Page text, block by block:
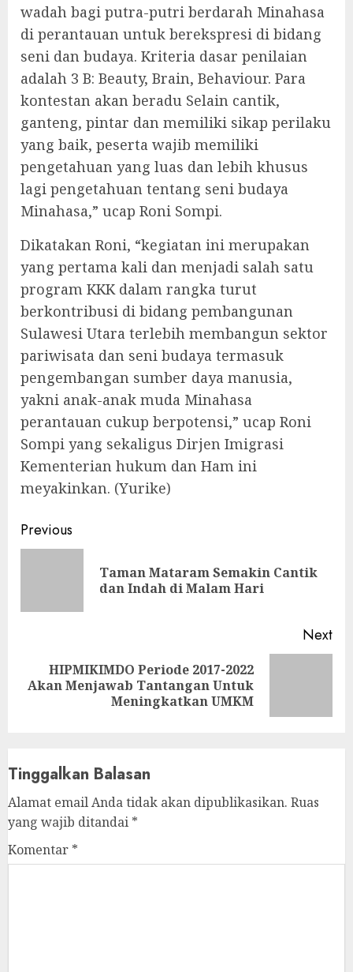
wadah bagi putra-putri berdarah Minahasa
di perantauan untuk berekspresi di bidang
seni dan budaya. Kriteria dasar penilaian
adalah 3 B: Beauty, Brain, Behaviour. Para
kontestan akan beradu Selain cantik,
ganteng, pintar dan memiliki sikap perilaku
yang baik, peserta wajib memiliki
pengetahuan yang luas dan lebih khusus
lagi pengetahuan tentang seni budaya
Minahasa,” ucap Roni Sompi.
Dikatakan Roni, “kegiatan ini merupakan
yang pertama kali dan menjadi salah satu
program KKK dalam rangka turut
berkontribusi di bidang pembangunan
Sulawesi Utara terlebih membangun sektor
pariwisata dan seni budaya termasuk
pengembangan sumber daya manusia,
yakni anak-anak muda Minahasa
perantauan cukup berpotensi,” ucap Roni
Sompi yang sekaligus Dirjen Imigrasi
Kementerian hukum dan Ham ini
meyakinkan. (Yurike)
Continue
Reading
Previous
Taman Mataram Semakin Cantik
dan Indah di Malam Hari
Next
Next
HIPMIKIMDO Periode 2017-2022
Akan Menjawab Tantangan Untuk
Meningkatkan UMKM
Tinggalkan Balasan
Alamat email Anda tidak akan dipublikasikan. Ruas
yang wajib ditandai *
Komentar *